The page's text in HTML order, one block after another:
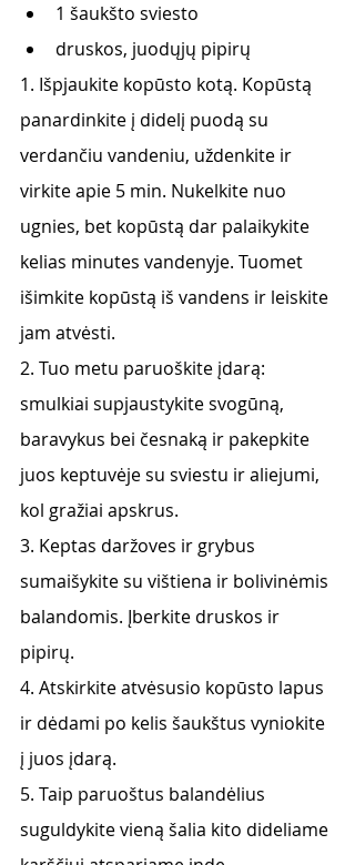
1 šaukšto sviesto
druskos, juodųjų pipirų
1. Išpjaukite kopūsto kotą. Kopūstą
panardinkite į didelį puodą su
verdančiu vandeniu, uždenkite ir
virkite apie 5 min. Nukelkite nuo
ugnies, bet kopūstą dar palaikykite
kelias minutes vandenyje. Tuomet
išimkite kopūstą iš vandens ir leiskite
jam atvėsti.
2. Tuo metu paruoškite įdarą:
smulkiai supjaustykite svogūną,
baravykus bei česnaką ir pakepkite
juos keptuvėje su sviestu ir aliejumi,
kol gražiai apskrus.
3. Keptas daržoves ir grybus
sumaišykite su vištiena ir bolivinėmis
balandomis. Įberkite druskos ir
pipirų.
4. Atskirkite atvėsusio kopūsto lapus
ir dėdami po kelis šaukštus vyniokite
į juos įdarą.
5. Taip paruoštus balandėlius
suguldykite vieną šalia kito dideliame